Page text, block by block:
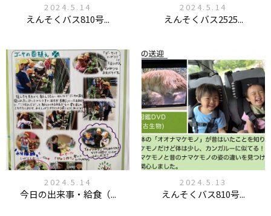
2024.5.14
えんそくバス810号...
2024.5.14
えんそくバス2525...
2024.5.14
今日の出来事・給食（...
2024.5.13
えんそくバス810号...